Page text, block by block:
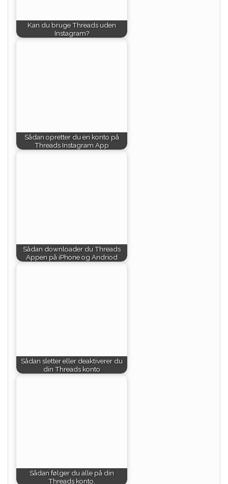
Kan du bruge Threads uden
Instagram?
Sådan opretter du en konto på
Threads Instagram App
Sådan downloader du Threads
Appen på iPhone og Andriod
Sådan sletter eller deaktiverer du
din Threads konto
Sådan følger du alle på din
Threads konto.